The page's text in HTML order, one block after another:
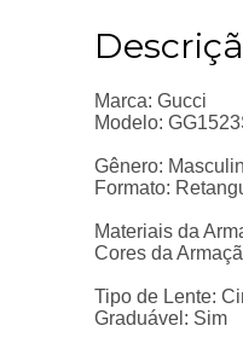
Marca: Gucci
Modelo:
Gênero:
Formato:
Materiais da
Cores da
Tipo de Lente:
Graduável: Sim